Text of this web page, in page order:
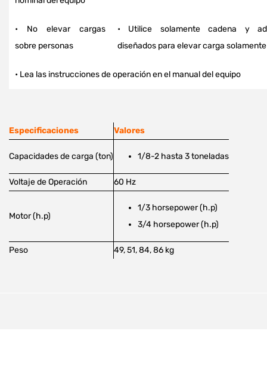
• No elevar cargas
sobre personas
• Utilice solamente cadena y
diseñados para elevar carga solamente
• Lea las instrucciones de operación en el manual del equipo
Especificaciones Valores
Capacidades de carga (ton) 1/8-2 hasta 3 toneladas
Voltaje de Operación 60 Hz
Motor (h.p)
1/3 horsepower (h.p)
3/4 horsepower (h.p)
Peso 49, 51, 84, 86 kg